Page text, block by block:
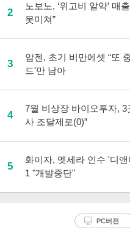
2
노보노, ‘위고비 알약’ 매
못미쳐”
3
암젠, 초기 비만에셋 “또
드'만 남아
4
7월 비상장 바이오투자, 3
사 조달제로(0)”
5
화이자, 멧세라 인수 '디
1 "개발중단"
PC버전